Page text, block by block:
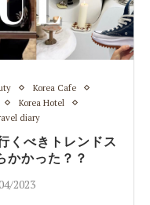
Korea Cafe
Korea Hotel
diary
くべきトレンドス
かかった？？
2023